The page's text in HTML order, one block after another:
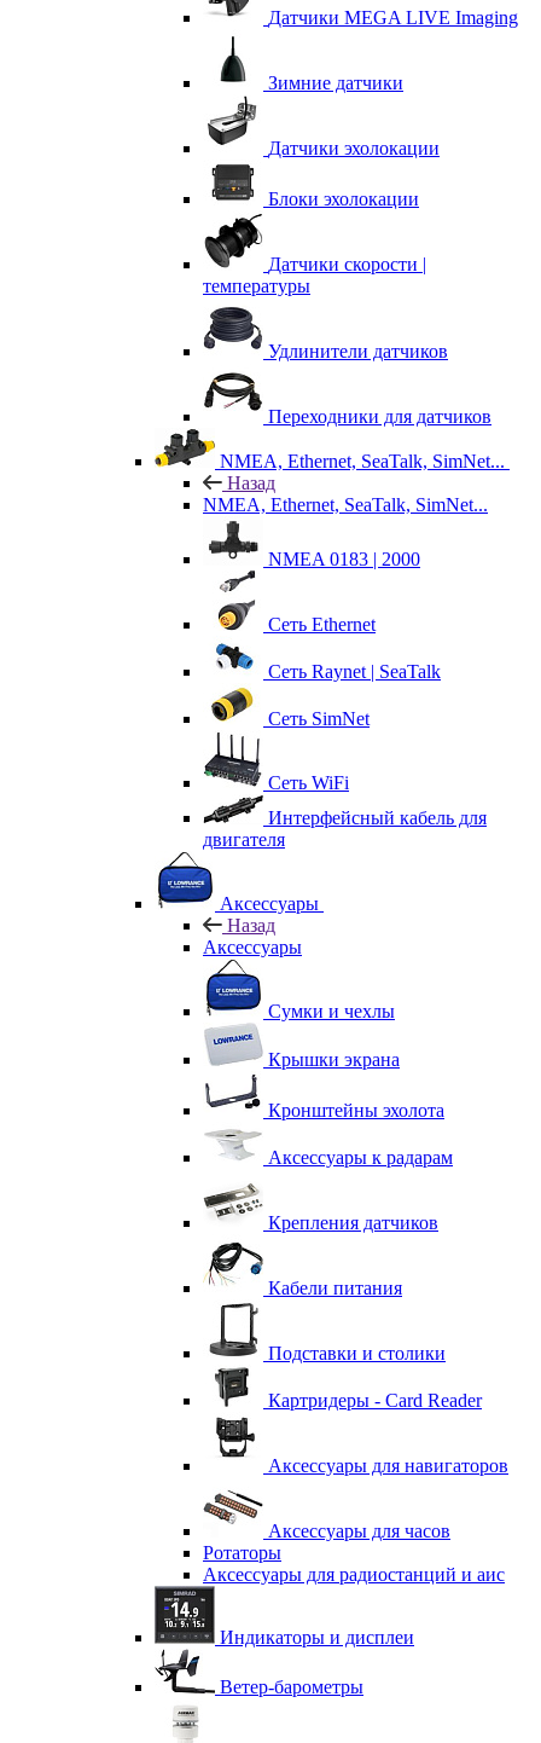
Датчики MEGA LIVE Imaging
Зимние датчики
Датчики эхолокации
Блоки эхолокации
Датчики скорости |
температуры
Удлинители датчиков
Переходники для датчиков
NMEA, Ethernet, SeaTalk, SimNet...
Назад
NMEA, Ethernet, SeaTalk, SimNet...
NMEA 0183 | 2000
Сеть Ethernet
Сеть Raynet | SeaTalk
Сеть SimNet
Сеть WiFi
Интерфейсный кабель для
двигателя
Аксессуары
Назад
Аксессуары
Сумки и чехлы
Крышки экрана
Кронштейны эхолота
Аксессуары к радарам
Крепления датчиков
Кабели питания
Подставки и столики
Картридеры - Card Reader
Аксессуары для навигаторов
Аксессуары для часов
Ротаторы
Аксессуары для радиостанций и аис
Индикаторы и дисплеи
Ветер-барометры